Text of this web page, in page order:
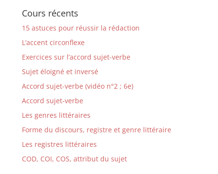
Cours récents
15 astuces pour réussir la rédaction
L’accent circonflexe
Exercices sur l’accord sujet-verbe
Sujet éloigné et inversé
Accord sujet-verbe (vidéo n°2 ; 6e)
Accord sujet-verbe
Les genres littéraires
Forme du discours, registre et genre littéraire
Les registres littéraires
COD, COI, COS, attribut du sujet